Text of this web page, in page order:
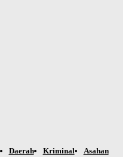
Daerah Kriminal
Asahan